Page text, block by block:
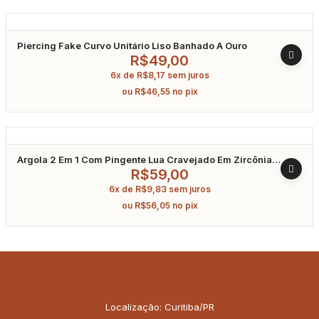
Piercing Fake Curvo Unitário Liso Banhado A Ouro
R$49,00
6x de R$8,17 sem juros
ou R$46,55 no pix
Argola 2 Em 1 Com Pingente Lua Cravejado Em Zircônia
R$59,00
6x de R$9,83 sem juros
ou R$56,05 no pix
Localização: Curitiba/PR